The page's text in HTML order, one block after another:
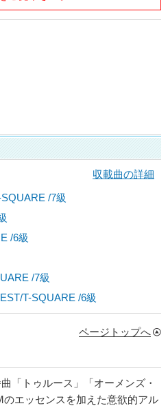
収載曲の詳細
SQUARE /7級
/6級
/7級
T-SQUARE /6級
ページトップへ
「トゥルース」「オーメンズ・
エッセンスを加えた意欲的アル